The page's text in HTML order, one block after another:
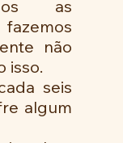
as
não
isso.
seis
algum